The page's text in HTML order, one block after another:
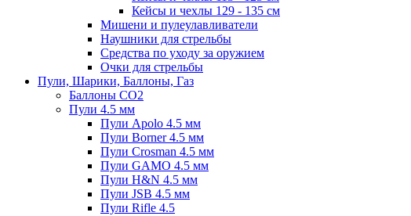
Кейсы и чехлы 129 - 135 см
Мишени и пулеулавливатели
Наушники для стрельбы
Средства по уходу за оружием
Очки для стрельбы
Пули, Шарики, Баллоны, Газ
Баллоны CO2
Пули 4.5 мм
Пули Apolo 4.5 мм
Пули Borner 4.5 мм
Пули Crosman 4.5 мм
Пули GAMO 4.5 мм
Пули H&N 4.5 мм
Пули JSB 4.5 мм
Пули Rifle 4.5